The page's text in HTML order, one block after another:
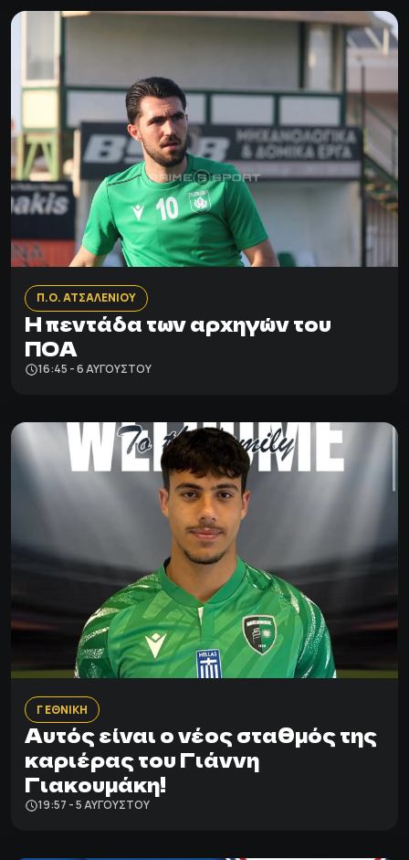
Π.Ο. ΑΤΣΑΛΕΝΙΟΥ
Η πεντάδα των αρχηγών του
ΠΟΑ
16:45 - 6 ΑΥΓΟΎΣΤΟΥ
Γ ΕΘΝΙΚΗ
Αυτός είναι ο νέος σταθμός της
καριέρας του Γιάννη
Γιακουμάκη!
19:57 - 5 ΑΥΓΟΎΣΤΟΥ